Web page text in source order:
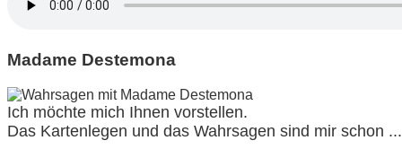
Madame Destemona
Ich möchte mich Ihnen vorstellen.
Das Kartenlegen und das Wahrsagen sind mir schon